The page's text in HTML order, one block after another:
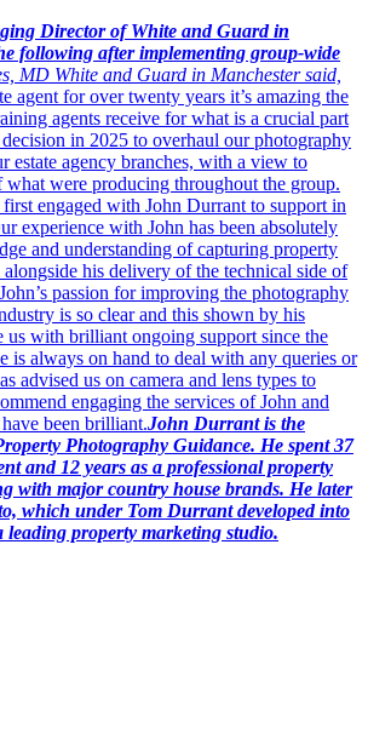
Director of White and Guard in
following after implementing group-wide
MD White and Guard in Manchester said,
agent for over twenty years it’s amazing the
agents receive for what is a crucial part
in 2025 to overhaul our photography
estate agency branches, with a view to
what were producing throughout the group.
engaged with John Durrant to support in
experience with John has been absolutely
and understanding of capturing property
alongside his delivery of the technical side of
passion for improving the photography
is so clear and this shown by his
with brilliant ongoing support since the
is always on hand to deal with any queries or
advised us on camera and lens types to
engaging the services of John and
John Durrant is the
Photography Guidance. He spent 37
and 12 years as a professional property
with major country house brands. He later
which under Tom Durrant developed into